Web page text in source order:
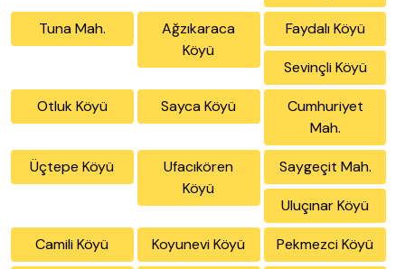
Tuna Mah.
Ağzıkaraca
Köyü
Faydalı Köyü
Sevinçli Köyü
Otluk Köyü Sayca Köyü
Cumhuriyet
Mah.
Üçtepe Köyü
Ufacıkören
Köyü
Saygeçit Mah.
Uluçınar Köyü
Camili Köyü Koyunevi Köyü Pekmezci Köyü